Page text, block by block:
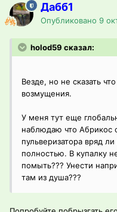
Дабб1
Опубликовано 9
holod59 сказал:
Везде, но не сказать
возмущения.
У меня тут еще
наблюдаю что Абрикос
пульверизатора вряд
полностью. В купалку
помыть??? Унести
там из душа???